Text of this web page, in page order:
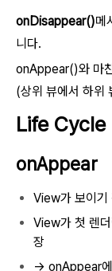
onDisappear()메
니다.
onAppear()와 마
(상위 뷰에서 하위
Life
onAppear
View가 보이기
View가 첫 렌
장
→ onAppear에